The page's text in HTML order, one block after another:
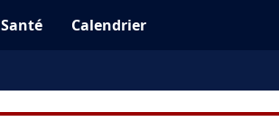
Santé Calendrier